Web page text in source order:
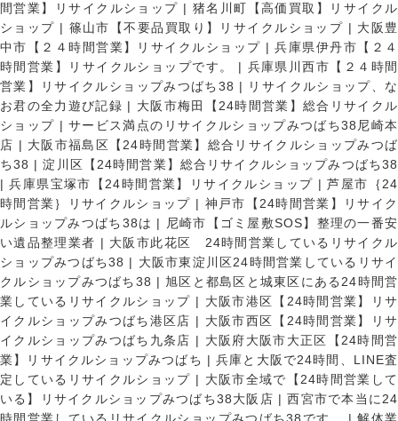
間営業】リサイクルショップ | 猪名川町【高価買取】リサイクル
ショップ | 篠山市【不要品買取り】リサイクルショップ | 大阪豊
中市【２４時間営業】リサイクルショップ |兵庫県伊丹市【２４
時間営業】リサイクルショップです。
| 兵庫県川西市【２４時間
営業】リサイクルショップみつばち38 |
リサイクルショップ、な
お君の全力遊び記録 | 大阪市梅田【24時間営業】総合リサイクル
ショップ |サービス満点のリサイクルショップみつばち38尼崎本
店 | 大阪市福島区【24時間営業】総合リサイクルショップみつば
ち38 |淀川区【24時間営業】総合リサイクルショップみつばち38
|兵庫県宝塚市【24時間営業】リサイクルショップ |芦屋市｛24
時間営業｝リサイクルショップ | 神戸市【24時間営業】リサイク
ルショップみつばち38は |
尼崎市【ゴミ屋敷SOS】整理の一番安
い遺品整理業者 | 大阪市此花区 24時間営業しているリサイクル
ショップみつばち38 | 大阪市東淀川区24時間営業しているリサイ
クルショップみつばち38 | 旭区と都島区と城東区にある24時間営
業しているリサイクルショップ | 大阪市港区【24時間営業】リサ
イクルショップみつばち港区店 | 大阪市西区【24時間営業】リサ
イクルショップみつばち九条店 | 大阪府大阪市大正区【24時間営
業】リサイクルショップみつばち |兵庫と大阪で24時間、LINE査
定しているリサイクルショップ | 大阪市全域で【24時間営業して
いる】リサイクルショップみつばち38大阪店 |西宮市で本当に24